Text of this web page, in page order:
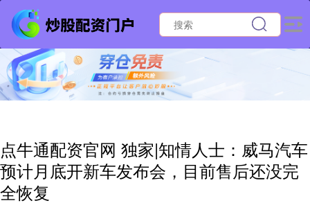
点牛通配资官网 独家|知情人士：威马汽车
预计月底开新车发布会，目前售后还没完
全恢复